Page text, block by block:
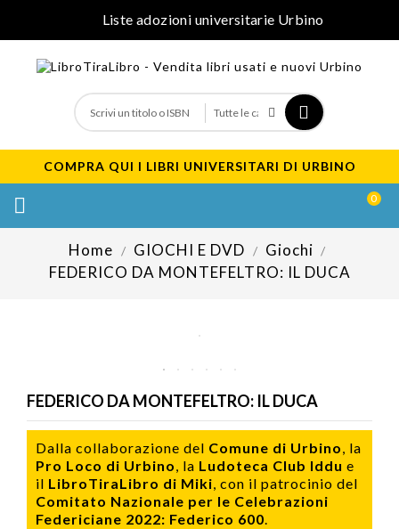
Liste adozioni universitarie Urbino
COMPRA QUI I LIBRI UNIVERSITARI DI URBINO
 0
Home GIOCHI E DVD
Giochi
FEDERICO DA MONTEFELTRO: IL DUCA
FEDERICO DA MONTEFELTRO: IL DUCA
Dalla collaborazione del Comune di Urbino, la
Pro Loco di Urbino, la Ludoteca Club Iddu e
il LibroTiraLibro di Miki, con il patrocinio del
Comitato Nazionale per le Celebrazioni
Federiciane 2022: Federico 600.